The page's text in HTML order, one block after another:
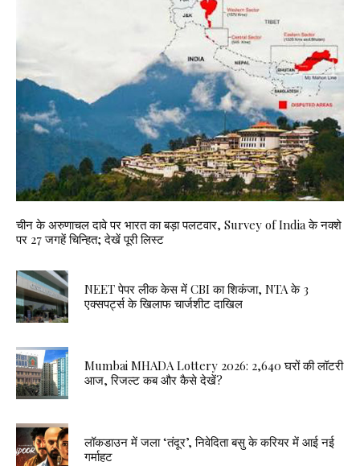
चीन के अरुणाचल दावे पर भारत का बड़ा पलटवार, Survey of India के नक्शे
पर 27 जगहें चिन्हित; देखें पूरी लिस्ट
NEET पेपर लीक केस में CBI का शिकंजा, NTA के 3
एक्सपर्ट्स के खिलाफ चार्जशीट दाखिल
Mumbai MHADA Lottery 2026: 2,640 घरों की लॉटरी
आज, रिजल्ट कब और कैसे देखें?
लॉकडाउन में जला ‘तंदूर’, निवेदिता बसु के करियर में आई नई
गर्माहट